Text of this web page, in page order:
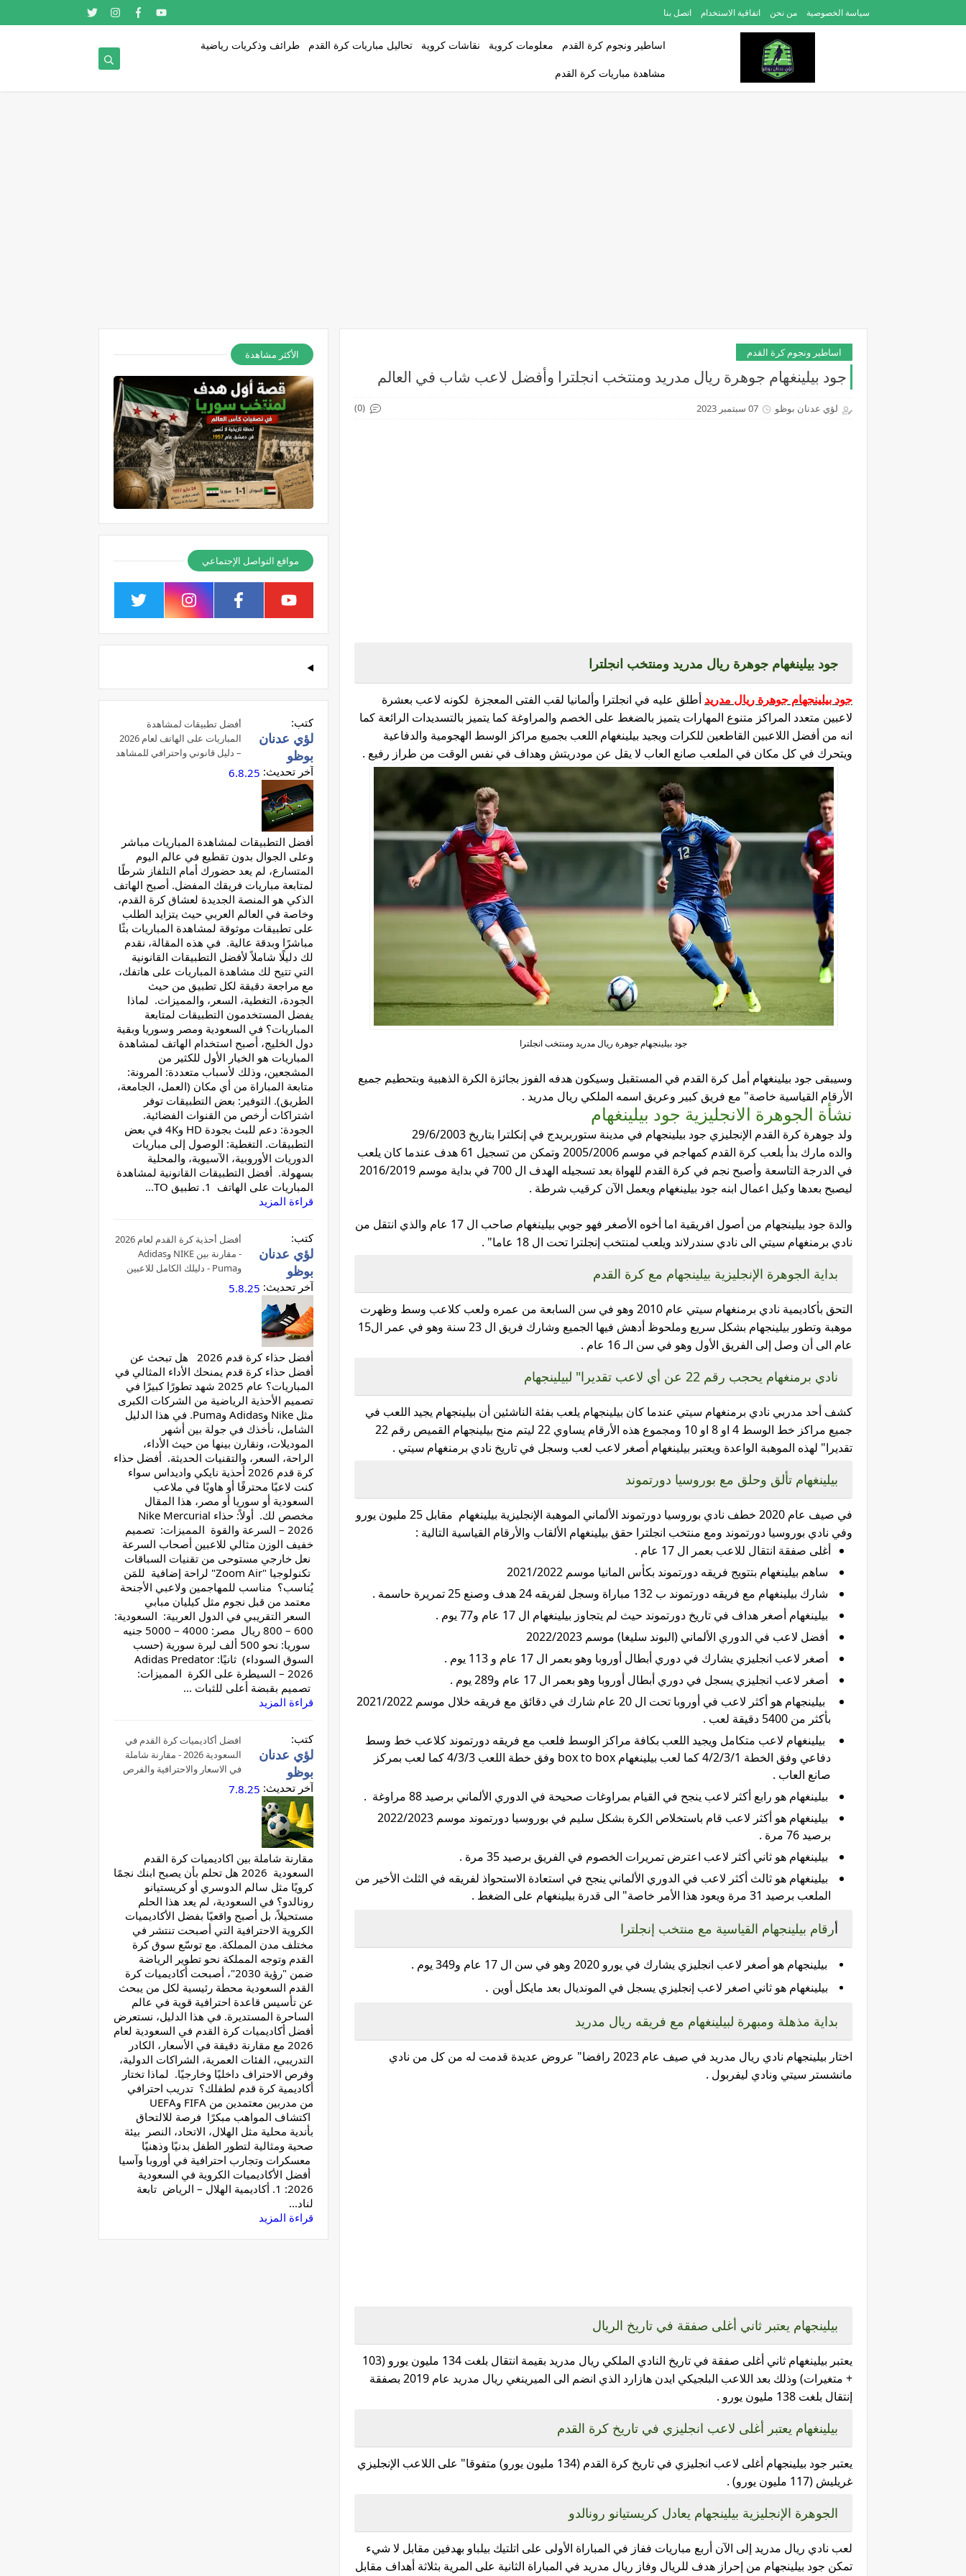
سياسة الخصوصية من نحن اتفاقية الاستخدام اتصل بنا
اساطير ونجوم كرة القدم معلومات كروية نقاشات كروية تحاليل مباريات كرة القدم طرائف وذكريات رياضية
مشاهدة مباريات كرة القدم
اساطير ونجوم كرة القدم
جود بيلينغهام جوهرة ريال مدريد ومنتخب انجلترا وأفضل لاعب شاب في العالم
لؤي عدنان بوظو 07 سبتمبر 2023 (0)
جود بيلينغهام جوهرة ريال مدريد ومنتخب انجلترا
جود بيلينجهام جوهرة ريال مدريد أطلق عليه في انجلترا وألمانيا لقب الفتى المعجزة لكونه لاعب بعشرة
لاعبين متعدد المراكز متنوع المهارات يتميز بالضغط على الخصم والمراوغة كما يتميز بالتسديدات الرائعة كما
انه من أفضل اللاعبين القاطعين للكرات ويجيد بيلينغهام اللعب بجميع مراكز الوسط الهجومية والدفاعية
ويتحرك في كل مكان في الملعب صانع العاب لا يقل عن مودريتش وهداف في نفس الوقت من طراز رفيع .
جود بيلينجهام جوهرة ريال مدريد ومنتخب انجلترا
وسيبقى جود بيلينغهام أمل كرة القدم في المستقبل وسيكون هدفه الفوز بجائزة الكرة الذهبية وبتحطيم جميع
الأرقام القياسية خاصة" مع فريق كبير وعريق اسمه الملكي ريال مدريد .
نشأة الجوهرة الانجليزية جود بيلينغهام
ولد جوهرة كرة القدم الإنجليزي جود بيلينجهام في مدينة ستوربريدج في إنكلترا بتاريخ 29/6/2003
والده مارك بدأ بلعب كرة القدم كمهاجم في موسم 2005/2006 وتمكن من تسجيل 61 هدف عندما كان يلعب
في الدرجة التاسعة وأصبح نجم في كرة القدم للهواة بعد تسجيله الهدف ال 700 في بداية موسم 2016/2019
ليصبح بعدها وكيل اعمال ابنه جود بيلينغهام ويعمل الآن كرقيب شرطة .
والدة جود بيلينجهام من أصول افريقية اما أخوه الأصغر فهو جوبي بيلينغهام صاحب ال 17 عام والذي انتقل من
نادي برمنغهام سيتي الى نادي سندرلاند ويلعب لمنتخب إنجلترا تحت ال 18 عاما" .
بداية الجوهرة الإنجليزية بيلينجهام مع كرة القدم
التحق بأكاديمية نادي برمنغهام سيتي عام 2010 وهو في سن السابعة من عمره ولعب كلاعب وسط وظهرت
موهبة وتطور بيلينجهام بشكل سريع وملحوظ أدهش فيها الجميع وشارك فريق ال 23 سنة وهو في عمر ال15
عام الى أن وصل إلى الفريق الأول وهو في سن الـ 16 عام .
نادي برمنغهام يحجب رقم 22 عن أي لاعب تقديرا" لبيلينجهام
كشف أحد مدربي نادي برمنغهام سيتي عندما كان بيلينجهام يلعب بفئة الناشئين أن بيلينجهام يجيد اللعب في
جميع مراكز خط الوسط 4 او 8 او 10 ومجموع هذه الأرقام يساوي 22 ليتم منح بيلينجهام القميص رقم 22
تقديرا" لهذه الموهبة الواعدة ويعتبر بيلينغهام أصغر لاعب لعب وسجل في تاريخ نادي برمنغهام سيتي .
بيلينغهام تألق وحلق مع بوروسيا دورتموند
في صيف عام 2020 خطف نادي بوروسيا دورتموند الألماني الموهبة الإنجليزية بيلينغهام مقابل 25 مليون يورو
وفي نادي بوروسيا دورتموند ومع منتخب انجلترا حقق بيلينغهام الألقاب والأرقام القياسية التالية :
أغلى صفقة انتقال للاعب بعمر ال 17 عام .
ساهم بيلينغهام بتتويج فريقه دورتموند بكأس المانيا موسم 2021/2022
شارك بيلينغهام مع فريقه دورتموند ب 132 مباراة وسجل لفريقه 24 هدف وصنع 25 تمريرة حاسمة .
بيلينغهام أصغر هداف في تاريخ دورتموند حيث لم يتجاوز بيلينغهام ال 17 عام و77 يوم .
أفضل لاعب في الدوري الألماني (البوند سليغا) موسم 2022/2023
أصغر لاعب انجليزي يشارك في دوري أبطال أوروبا وهو بعمر ال 17 عام و 113 يوم .
أصغر لاعب انجليزي يسجل في دوري أبطال أوروبا وهو بعمر ال 17 عام و289 يوم .
بيلينجهام هو أكثر لاعب في أوروبا تحت ال 20 عام شارك في دقائق مع فريقه خلال موسم 2021/2022
بأكثر من 5400 دقيقة لعب .
بيلينغهام لاعب متكامل ويجيد اللعب بكافة مراكز الوسط فلعب مع فريقه دورتموند كلاعب خط وسط
دفاعي وفق الخطة 4/2/3/1 كما لعب بيلينغهام box to box وفق خطة اللعب 4/3/3 كما لعب بمركز
صانع العاب .
بيلينغهام هو رابع أكثر لاعب ينجح في القيام بمراوغات صحيحة في الدوري الألماني برصيد 88 مراوغة .
بيلينغهام هو أكثر لاعب قام باستخلاص الكرة بشكل سليم في بوروسيا دورتموند موسم 2022/2023
برصيد 76 مرة .
بيلينغهام هو ثاني أكثر لاعب اعترض تمريرات الخصوم في الفريق برصيد 35 مرة .
بيلينغهام هو ثالث أكثر لاعب في الدوري الألماني ينجح في استعادة الاستحواذ لفريقه في الثلث الأخير من
الملعب برصيد 31 مرة ويعود هذا الأمر خاصة" الى قدرة بيلينغهام على الضغط .
أرقام بيلينجهام القياسية مع منتخب إنجلترا
بيلينجهام هو أصغر لاعب انجليزي يشارك في يورو 2020 وهو
في سن ال 17 عام و349 يوم .
بيلينغهام هو ثاني اصغر لاعب إنجليزي يسجل في المونديال بعد مايكل أوين .
بداية مذهلة ومبهرة لبيلينغهام مع فريقه ريال مدريد
اختار بيلينجهام نادي ريال مدريد في صيف عام 2023 رافضا" عروض عديدة قدمت له من كل من نادي
مانشستر سيتي ونادي ليفربول .
بيلينجهام يعتبر ثاني أغلى صفقة في تاريخ الريال
يعتبر بيلينغهام ثاني أغلى صفقة في تاريخ النادي الملكي ريال مدريد بقيمة انتقال بلغت 134 مليون يورو (103
+ متغيرات) وذلك بعد اللاعب البلجيكي ايدن هازارد الذي انضم الى الميرينغي ريال مدريد عام 2019 بصفقة
إنتقال بلغت 138 مليون يورو .
بيلينغهام يعتبر أغلى لاعب انجليزي في تاريخ كرة القدم
يعتبر جود بيلينجهام أغلى لاعب انجليزي في تاريخ كرة القدم (134 مليون يورو) متفوقا" على اللاعب الإنجليزي
غريليش (117 مليون يورو) .
الجوهرة الإنجليزية بيلينجهام يعادل كريستيانو رونالدو
لعب نادي ريال مدريد إلى الآن أربع مباريات ففاز في المباراة الأولى على اتلتيك بيلباو بهدفين مقابل لا شيء
تمكن جود بيلينجهام من إحراز هدف للريال وفاز ريال مدريد في المباراة الثانية على المرية بثلاثة أهداف مقابل
الأكثر مشاهدة
مواقع التواصل الإجتماعي
أفضل تطبيقات لمشاهدة
المباريات على الهاتف لعام 2026
– دليل قانوني واحترافي للمشاهد
العربي
كتب:
لؤي عدنان
بوظو
آخر تحديث: 6.8.25
أفضل التطبيقات لمشاهدة المباريات مباشر
وعلى الجوال بدون تقطيع في عالم اليوم
المتسارع، لم يعد حضورك أمام التلفاز شرطًا
لمتابعة مباريات فريقك المفضل. أصبح الهاتف
الذكي هو المنصة الجديدة لعشاق كرة القدم،
وخاصة في العالم العربي حيث يتزايد الطلب
على تطبيقات موثوقة لمشاهدة المباريات بثًا
مباشرًا وبدقة عالية. في هذه المقالة، نقدم
لك دليلًا شاملاً لأفضل التطبيقات القانونية
التي تتيح لك مشاهدة المباريات على هاتفك،
مع مراجعة دقيقة لكل تطبيق من حيث
الجودة، التغطية، السعر، والمميزات. لماذا
يفضل المستخدمون التطبيقات لمتابعة
المباريات؟ في السعودية ومصر وسوريا وبقية
دول الخليج، أصبح استخدام الهاتف لمشاهدة
المباريات هو الخيار الأول للكثير من
المشجعين، وذلك لأسباب متعددة: المرونة:
متابعة المباراة من أي مكان (العمل، الجامعة،
الطريق). التوفير: بعض التطبيقات توفر
اشتراكات أرخص من القنوات الفضائية.
الجودة: دعم للبث بجودة HD و4K في بعض
التطبيقات. التغطية: الوصول إلى مباريات
الدوريات الأوروبية، الآسيوية، والمحلية
بسهولة. أفضل التطبيقات القانونية لمشاهدة
المباريات على الهاتف 1. تطبيق TO...
قراءة المزيد
أفضل أحذية كرة القدم لعام 2026
- مقارنة بين NIKE وAdidas
وPuma - دليلك الكامل للاعبين
في العالم العربي
كتب:
لؤي عدنان
بوظو
آخر تحديث: 5.8.25
أفضل حذاء كرة قدم 2026 هل تبحث عن
أفضل حذاء كرة قدم يمنحك الأداء المثالي في
المباريات؟ عام 2025 شهد تطورًا كبيرًا في
تصميم الأحذية الرياضية من الشركات الكبرى
مثل Nike وAdidas وPuma. في هذا الدليل
الشامل، نأخذك في جولة بين أشهر
الموديلات، ونقارن بينها من حيث الأداء،
الراحة، السعر، والتقنيات الحديثة. أفضل حذاء
كرة قدم 2026 أحذية نايكي واديداس سواء
كنت لاعبًا محترفًا أو هاويًا في ملاعب
السعودية أو سوريا أو مصر، هذا المقال
مخصص لك. أولاً: حذاء Nike Mercurial
2026 – السرعة والقوة المميزات: تصميم
خفيف الوزن مثالي للاعبين أصحاب السرعة
نعل خارجي مستوحى من تقنيات السباقات
تكنولوجيا "Zoom Air" لراحة إضافية للمَن
يُناسب؟ مناسب للمهاجمين ولاعبي الأجنحة
معتمد من قبل نجوم مثل كيليان مبابي
السعر التقريبي في الدول العربية: السعودية:
600 – 800 ريال مصر: 4000 – 5000 جنيه
سوريا: نحو 500 ألف ليرة سورية (حسب
السوق السوداء) ثانيًا: Adidas Predator
2026 – السيطرة على الكرة المميزات:
تصميم بقبضة أعلى للثبات ...
قراءة المزيد
افضل أكاديميات كرة القدم في
السعودية 2026 - مقارنة شاملة
في الاسعار والاحترافية والفرص
كتب:
لؤي عدنان
بوظو
آخر تحديث: 7.8.25
مقارنة شاملة بين اكاديميات كرة القدم
السعودية 2026 هل تحلم بأن يصبح ابنك نجمًا
كرويًا مثل سالم الدوسري أو كريستيانو
رونالدو؟ في السعودية، لم يعد هذا الحلم
مستحيلاً، بل أصبح واقعيًا بفضل الأكاديميات
الكروية الاحترافية التي أصبحت تنتشر في
مختلف مدن المملكة. مع توسّع سوق كرة
القدم وتوجه المملكة نحو تطوير الرياضة
ضمن "رؤية 2030"، أصبحت أكاديميات كرة
القدم السعودية محطة رئيسية لكل من يبحث
عن تأسيس قاعدة احترافية قوية في عالم
الساحرة المستديرة. في هذا الدليل، نستعرض
أفضل أكاديميات كرة القدم في السعودية لعام
2026 مع مقارنة دقيقة في الأسعار، الكادر
التدريبي، الفئات العمرية، الشراكات الدولية،
وفرص الاحتراف داخليًا وخارجيًا. لماذا تختار
أكاديمية كرة قدم لطفلك؟ تدريب احترافي
من مدربين معتمدين من FIFA وUEFA
اكتشاف المواهب مبكرًا فرصة للالتحاق
بأندية محلية مثل الهلال، الاتحاد، النصر بيئة
صحية ومثالية لتطور الطفل بدنيًا وذهنيًا
معسكرات وتجارب احترافية في أوروبا وآسيا
أفضل الأكاديميات الكروية في السعودية
2026: 1. أكاديمية الهلال – الرياض تابعة
لناد...
قراءة المزيد